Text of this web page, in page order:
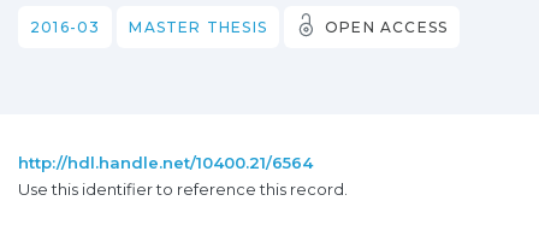
2016-03 MASTER THESIS OPEN ACCESS
http://hdl.handle.net/10400.21/6564
Use this identifier to reference this record.